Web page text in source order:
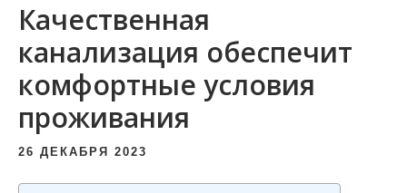
Качественная
канализация обеспечит
комфортные условия
проживания
26 ДЕКАБРЯ 2023